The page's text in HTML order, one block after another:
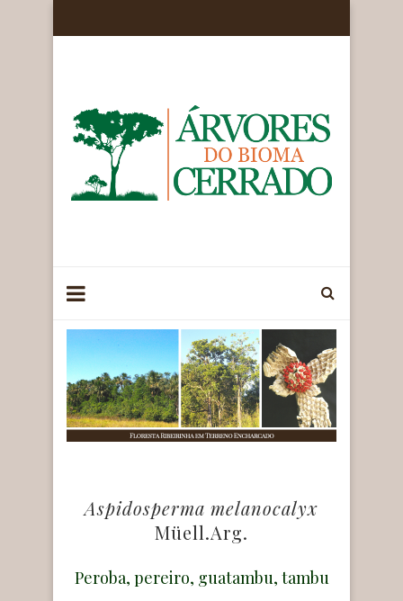
Aspidosperma melanocalyx
Müell.Arg.
Peroba, pereiro, guatambu, tambu